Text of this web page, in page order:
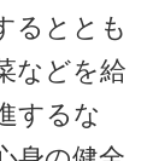
るととも
などを給
するな